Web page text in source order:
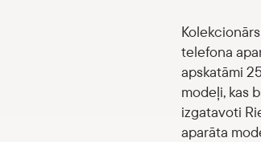
telefona
apskatāmi
modeļi, kas
izgatavoti
aparāta